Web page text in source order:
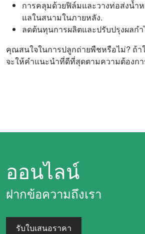
การคลุมด้วยฟิล์มและวางท่อส่งน้ำ
แลในสนามในภายหลัง.
ลดต้นทุนการผลิตและปรับปรุงผลก
คุณสนใจในการปลูกถ่ายพืชหรือไม่? ถ้า
จะให้คำแนะนำที่ดีที่สุดตามความต้องก
ออนไลน์
ฝากข้อความถึงเรา
รับใบเสนอราคา